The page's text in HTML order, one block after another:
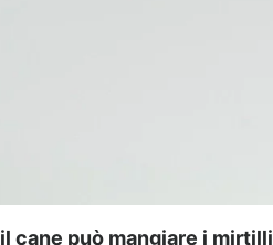
il cane può mangiare i mirtilli